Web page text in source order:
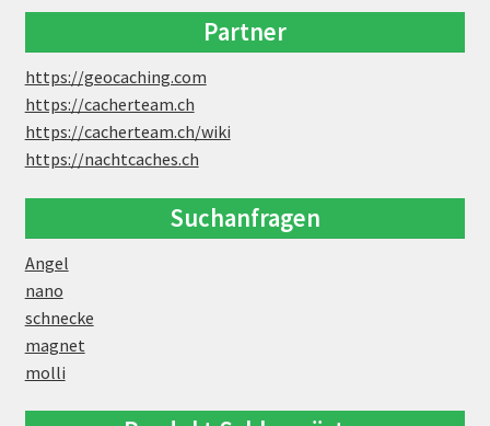
Partner
https://geocaching.com
https://cacherteam.ch
https://cacherteam.ch/wiki
https://nachtcaches.ch
Suchanfragen
Angel
nano
schnecke
magnet
molli